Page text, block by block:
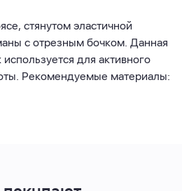
стянутом эластичной
с отрезным бочком. Данная
для активного
Рекомендуемые материалы: